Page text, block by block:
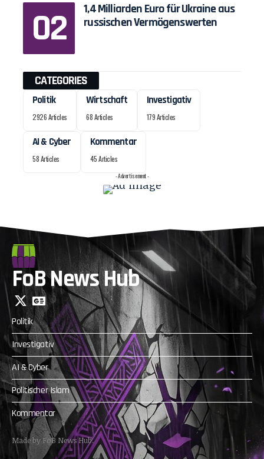
1,4 Milliarden Euro für Ukraine aus
russischen Vermögenswerten
CATEGORIES
Politik
2926 Articles
Wirtschaft
68 Articles
Investigativ
179 Articles
AI & Cyber
58 Articles
Kommentar
45 Articles
- Advertisement -
FoB News Hub
Politik
Investigativ
AI & Cyber
Politischer Islam
Kommentar
Made by FoB News Hub.